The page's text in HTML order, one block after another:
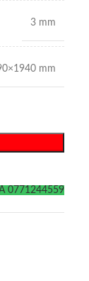
3 mm
mm
0771244559